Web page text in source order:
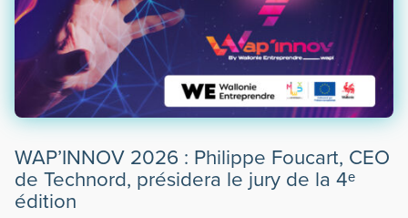
WAP’INNOV 2026 : Philippe Foucart, CEO
de Technord, présidera le jury de la 4ᵉ
édition